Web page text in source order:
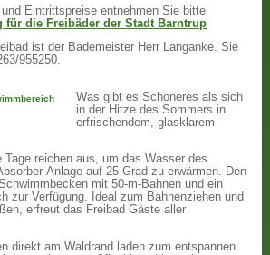
Eintrittspreise entnehmen Sie bitte
für die Freibäder der Stadt Barntrup
ist der Bademeister Herr Langanke. Sie
955250.
Was gibt es Schöneres als sich
in der Hitze des Sommers in
erfrischendem, glasklarem
Tage reichen aus, um das Wasser des
Anlage auf 25 Grad zu erwärmen. Den
mit 50-m-Bahnen und ein
zur Verfügung. Ideal zum Bahnenziehen und
erfreut das Freibad Gäste aller
direkt am Waldrand laden zum entspannen